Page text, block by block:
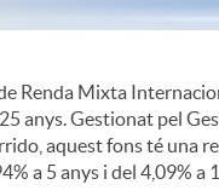
Renda Mixta
anys. Gestionat pel
aquest fons té una
a 5 anys i del 4,09% a